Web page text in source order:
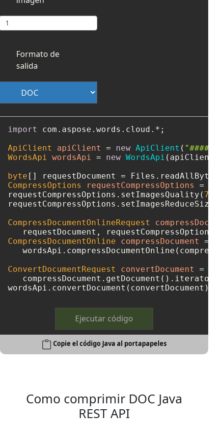
Formato de
salida
import
com.aspose.words.cloud.*;
ApiClient
apiClient = new ApiClient ( "####-
WordsApi wordsApi = new WordsApi
byte [] requestDocument =
CompressOptions
requestCompressOptions =
requestCompressOptions.setImagesQuality( 75
CompressDocumentOnlineRequest
requestDocument,
CompressDocumentOnline
compressDocument
=
ConvertDocumentRequest
convertDocument =
wordsApi.convertDocument(convertDocument);
Ejecutar código
Copie el código Java al portapapeles
Como comprimir DOC Java
REST API